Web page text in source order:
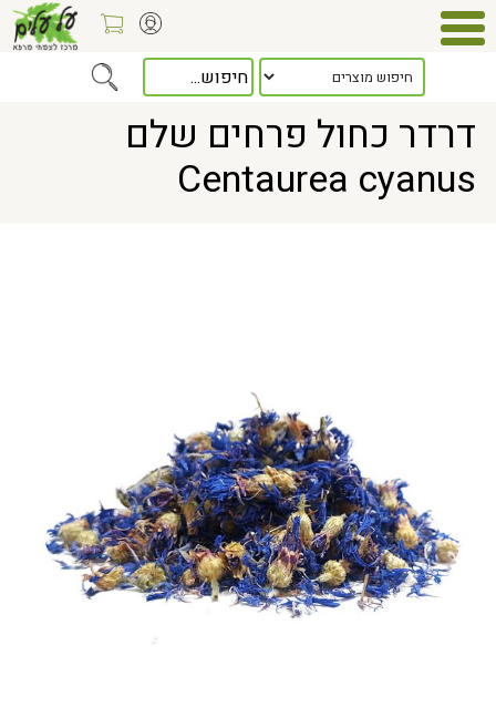
> דרדר כחול פרחים שלם Centaurea cyanus
דרדר כחול פרחים שלם
Centaurea cyanus